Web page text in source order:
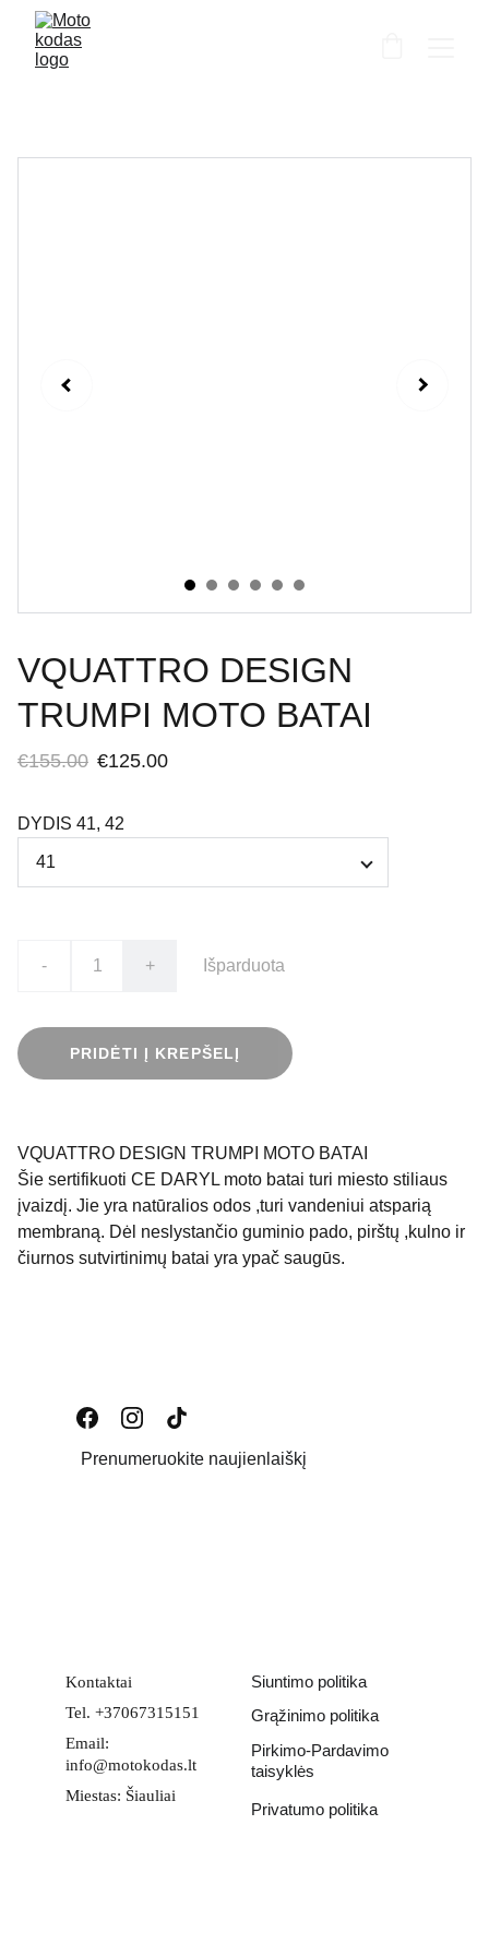
VQUATTRO DESIGN
TRUMPI MOTO BATAI
€155.00 €125.00
DYDIS 41, 42
- + Išparduota
PRIDĖTI Į KREPŠELĮ
VQUATTRO DESIGN TRUMPI MOTO BATAI
Šie sertifikuoti CE DARYL moto batai turi miesto stiliaus
įvaizdį. Jie yra natūralios odos ,turi vandeniui atsparią
membraną. Dėl neslystančio guminio pado, pirštų ,kulno ir
čiurnos sutvirtinimų batai yra ypač saugūs.
Prenumeruokite naujienlaiškį
Kontaktai
Tel. +37067315151
Email:
info@motokodas.lt
Miestas: Šiauliai
Siuntimo politika
Grąžinimo politika
Pirkimo-Pardavimo
taisyklės
Privatumo politika